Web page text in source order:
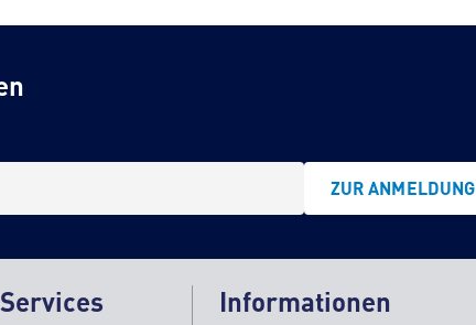
ZUR ANMELDUNG
Informationen